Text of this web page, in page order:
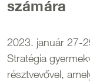
számára
2023. január 27-
Stratégia
résztvevővel,